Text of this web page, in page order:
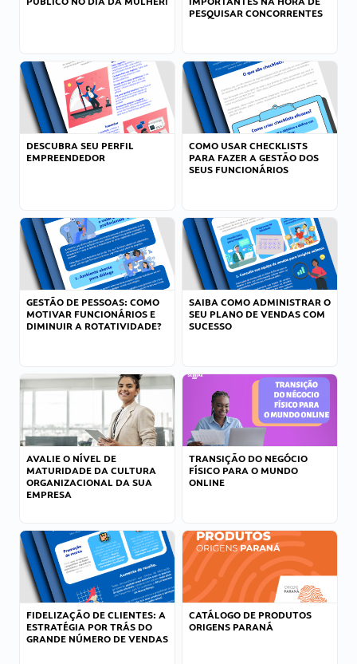
PESQUISAR CONCORRENTES
DESCUBRA SEU PERFIL
EMPREENDEDOR
COMO USAR CHECKLISTS
PARA FAZER A GESTÃO DOS
SEUS FUNCIONÁRIOS
GESTÃO DE PESSOAS: COMO
MOTIVAR FUNCIONÁRIOS E
DIMINUIR A ROTATIVIDADE?
SAIBA COMO ADMINISTRAR O
SEU PLANO DE VENDAS COM
SUCESSO
AVALIE O NÍVEL DE
MATURIDADE DA CULTURA
ORGANIZACIONAL DA SUA
EMPRESA
TRANSIÇÃO DO NEGÓCIO
FÍSICO PARA O MUNDO
ONLINE
FIDELIZAÇÃO DE CLIENTES: A
ESTRATÉGIA POR TRÁS DO
GRANDE NÚMERO DE VENDAS
CATÁLOGO DE PRODUTOS
ORIGENS PARANÁ